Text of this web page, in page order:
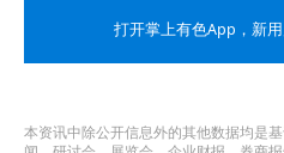
中金属钨化学气象积淀工
打开掌上有色App ，新
本资讯中除公开信息外的其他数据均是